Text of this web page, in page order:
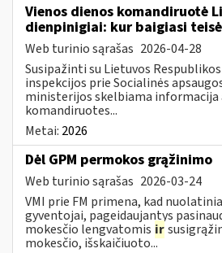
Vienos dienos komandiruotė
dienpinigiai: kur baigiasi teisė
Web turinio sąrašas 2026-04-28
Susipažinti su Lietuvos
inspekcijos prie Socialinės
ministerijos skelbiama informacija
komandiruotes...
Metai: 2026
Dėl GPM permokos grąžinimo
Web turinio sąrašas 2026-03-24
VMI prie FM primena, kad
gyventojai, pageidaujantys
mokesčio lengvatomis ir
mokesčio, išskaičiuoto...